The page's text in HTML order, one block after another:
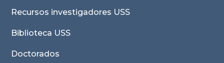
Recursos investigadores USS
Biblioteca USS
Doctorados